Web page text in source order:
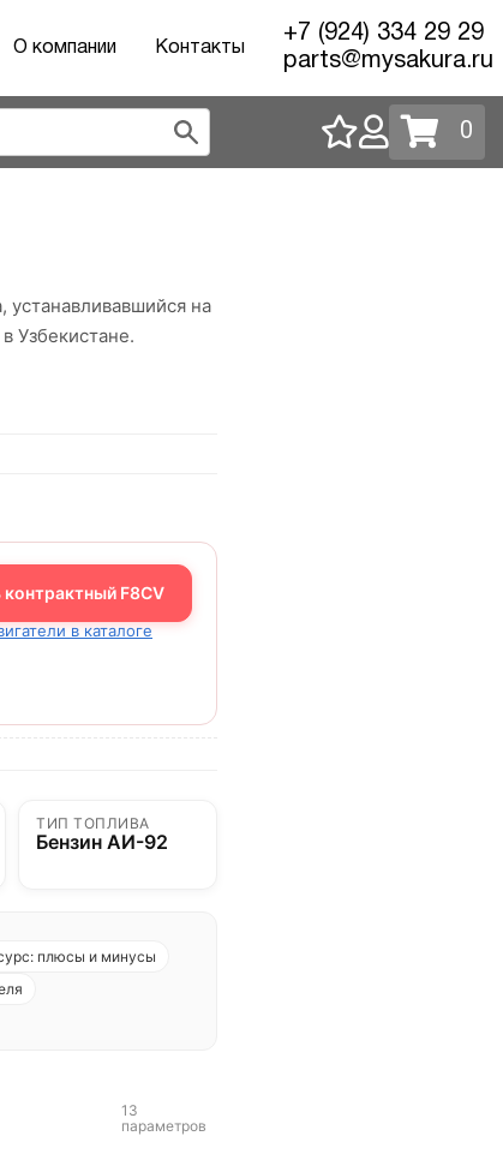
О компании Контакты
+7 (924) 334 29 29
parts@mysakura.ru
0
на
Узбекистане.
контрактный F8CV
в каталоге
ТИП ТОПЛИВА
Бензин АИ-92
плюсы и минусы
13
параметров